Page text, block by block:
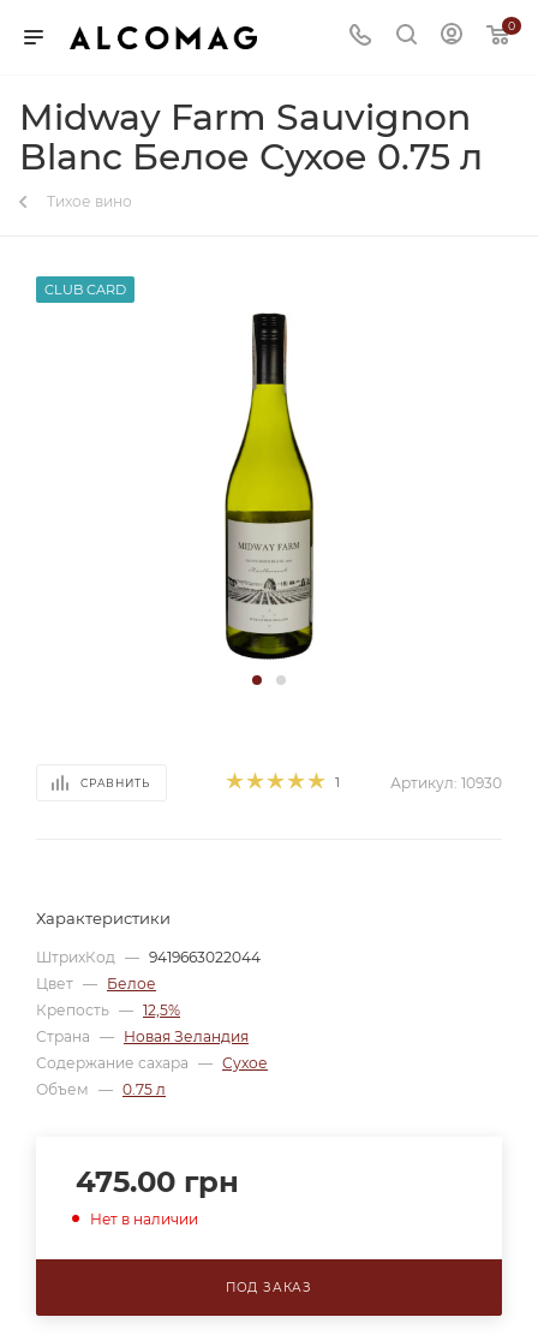
0
Midway Farm Sauvignon
Blanc Белое Сухое 0.75 л
Тихое вино
CLUB CARD
СРАВНИТЬ 1 Артикул: 10930
Характеристики
ШтрихКод — 9419663022044
Цвет — Белое
Крепость — 12,5%
Страна — Новая Зеландия
Содержание сахара — Сухое
Объем — 0.75 л
475.00 грн
Нет в наличии
ПОД ЗАКАЗ